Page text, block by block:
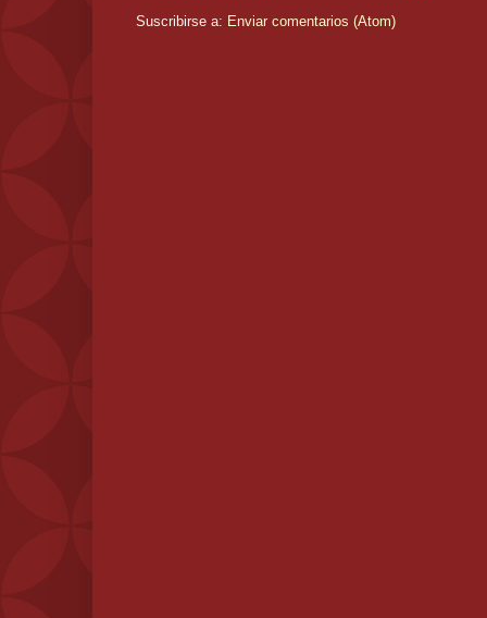
Suscribirse a: Enviar comentarios (Atom)